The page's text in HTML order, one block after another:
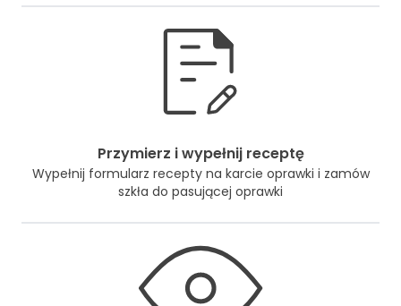
Przymierz i wypełnij receptę
Wypełnij formularz recepty na karcie oprawki i zamów
szkła do pasującej oprawki